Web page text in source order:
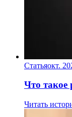
Статьяокт.
Что такое
Читать